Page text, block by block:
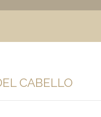
CABELLO